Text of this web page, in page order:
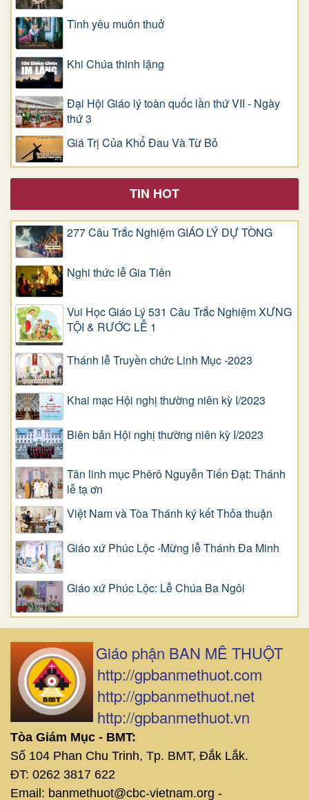
Tình yêu muôn thuở
Khi Chúa thinh lặng
Đại Hội Giáo lý toàn quốc lần thứ VII - Ngày
thứ 3
Giá Trị Của Khổ Ðau Và Từ Bỏ
TIN HOT
277 Câu Trắc Nghiệm GIÁO LÝ DỰ TÒNG
Nghi thức lễ Gia Tiên
Vui Học Giáo Lý 531 Câu Trắc Nghiệm XƯNG
TỘI & RƯỚC LỄ 1
Thánh lễ Truyền chức Linh Mục -2023
Khai mạc Hội nghị thường niên kỳ I/2023
Biên bản Hội nghị thường niên kỳ I/2023
Tân linh mục Phêrô Nguyễn Tiến Đạt: Thánh
lễ tạ ơn
Việt Nam và Tòa Thánh ký kết Thỏa thuận
Giáo xứ Phúc Lộc -Mừng lễ Thánh Đa Minh
Giáo xứ Phúc Lộc: Lễ Chúa Ba Ngôi
Giáo phận BAN MÊ THUỘT
http://gpbanmethuot.com
http://gpbanmethuot.net
http://gpbanmethuot.vn
Tòa Giám Mục - BMT:
Số 104 Phan Chu Trinh, Tp. BMT, Đắk Lắk.
ĐT: 0262 3817 622
Email: banmethuot@cbc-vietnam.org -